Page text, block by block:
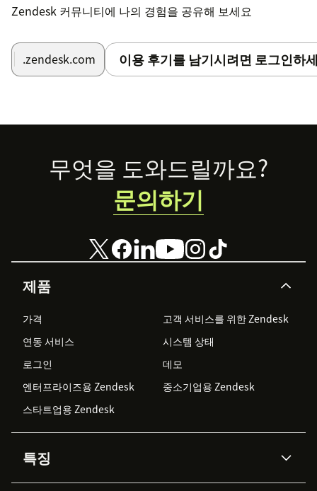
Zendesk 커뮤니티에 나의 경험을 공유해 보세요
.zendesk.com 이용 후기를 남기시려면 로그인하
Footer
제품
가격
고객 서비스를 위한 Zendesk
연동 서비스
시스템 상태
로그인
데모
엔터프라이즈용 Zendesk
중소기업용 Zendesk
스타트업용 Zendesk
특징
무엇을 도와드릴까요?
문의하기